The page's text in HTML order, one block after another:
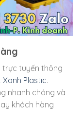
trực tuyến thông
Xanh Plastic.
nhanh chóng và
khách hàng